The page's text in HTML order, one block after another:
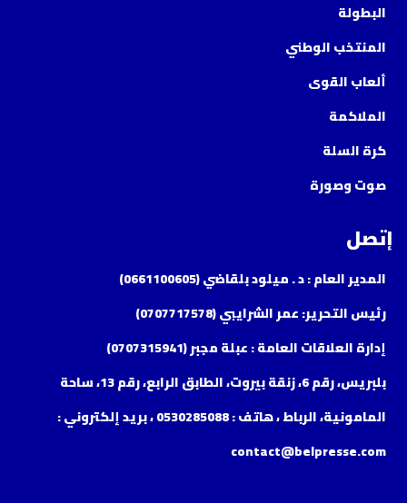
البطولة
المنتخب الوطني
ألعاب القوى
الملاكمة
كرة السلة
صوت وصورة
إتصل
المدير العام : د . ميلود بلقاضي (0661100605)
رئيس التحرير: عمر الشرايبي (0707717578)
إدارة العلاقات العامة : عبلة مجبر (0707315941)
بلبريس، رقم 6، زنقة بيروت، الطابق الرابع، رقم 13، ساحة
المامونية، الرباط ، هاتف : 0530285088 ، بريد إلكتروني :
contact@belpresse.com